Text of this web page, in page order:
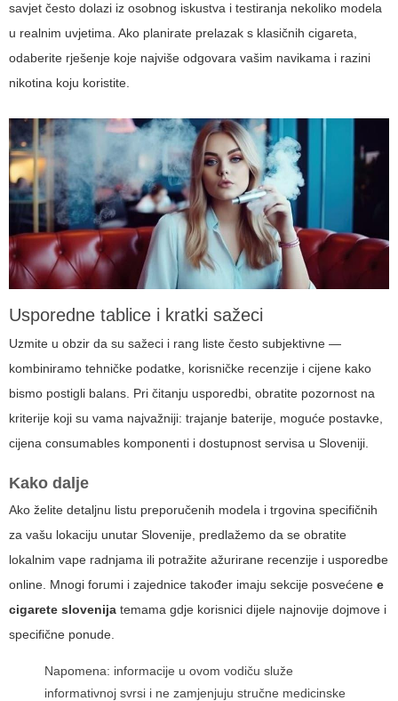
savjet često dolazi iz osobnog iskustva i testiranja nekoliko modela
u realnim uvjetima. Ako planirate prelazak s klasičnih cigareta,
odaberite rješenje koje najviše odgovara vašim navikama i razini
nikotina koju koristite.
Usporedne tablice i kratki sažeci
Uzmite u obzir da su sažeci i rang liste često subjektivne —
kombiniramo tehničke podatke, korisničke recenzije i cijene kako
bismo postigli balans. Pri čitanju usporedbi, obratite pozornost na
kriterije koji su vama najvažniji: trajanje baterije, moguće postavke,
cijena consumables komponenti i dostupnost servisa u Sloveniji.
Kako dalje
Ako želite detaljnu listu preporučenih modela i trgovina specifičnih
za vašu lokaciju unutar Slovenije, predlažemo da se obratite
lokalnim vape radnjama ili potražite ažurirane recenzije i usporedbe
online. Mnogi forumi i zajednice također imaju sekcije posvećene e
cigarete slovenija temama gdje korisnici dijele najnovije dojmove i
specifične ponude.
Napomena: informacije u ovom vodiču služe
informativnoj svrsi i ne zamjenjuju stručne medicinske